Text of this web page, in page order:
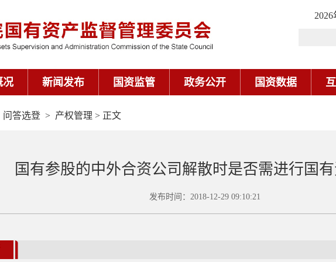
问答选登 > 产权管理 > 正文
国有参股的中外合资公司解散时是否需进行国
发布时间： 2018-12-29 09:10:21